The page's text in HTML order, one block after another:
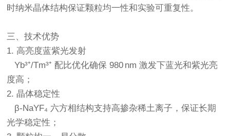
时纳米晶体结构保证颗粒均一性和实验可重复性。
三、技术优势
1. 高亮度蓝紫光发射
Yb³⁺/Tm³⁺ 配比优化确保 980 nm 激发下蓝光和紫光亮
度高；
2. 晶体稳定性
β-NaYF₄ 六方相结构支持高掺杂稀土离子，保证长期
光学稳定性；